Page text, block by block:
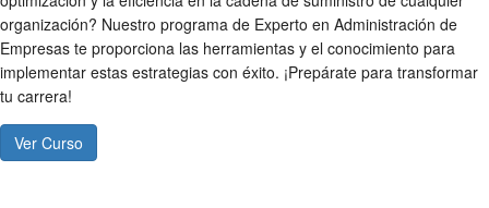
organización? Nuestro programa de Experto en Administración de
Empresas te proporciona las herramientas y el conocimiento para
implementar estas estrategias con éxito. ¡Prepárate para transformar
tu carrera!
Ver Curso